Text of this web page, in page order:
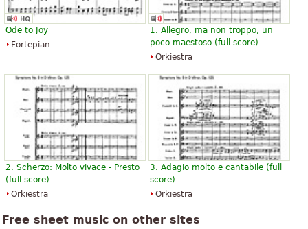
Ode to Joy
Fortepian
1. Allegro, ma non troppo, un
poco maestoso (full score)
Orkiestra
2. Scherzo: Molto vivace - Presto
(full score)
Orkiestra
3. Adagio molto e cantabile (full
score)
Orkiestra
Free sheet music on other sites